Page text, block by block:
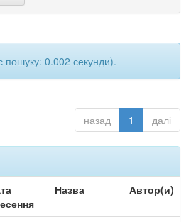
пошуку: 0.002 секунди).
назад 1 далі
Назва Автор(и)